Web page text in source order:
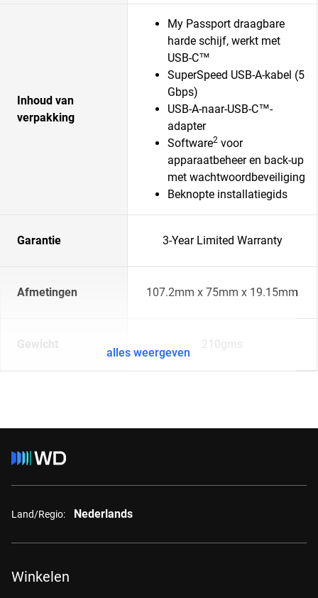
Inhoud van
verpakking
My Passport draagbare
harde schijf, werkt met
USB-C™
SuperSpeed USB-A-kabel (5
Gbps)
USB-A-naar-USB-C™-
adapter
Software2 voor
apparaatbeheer en back-up
met wachtwoordbeveiliging
Beknopte installatiegids
Garantie 3-Year Limited Warranty
Afmetingen 107.2mm x 75mm x 19.15mm
Gewicht 210gms
alles weergeven
Land/Regio: Nederlands
Winkelen